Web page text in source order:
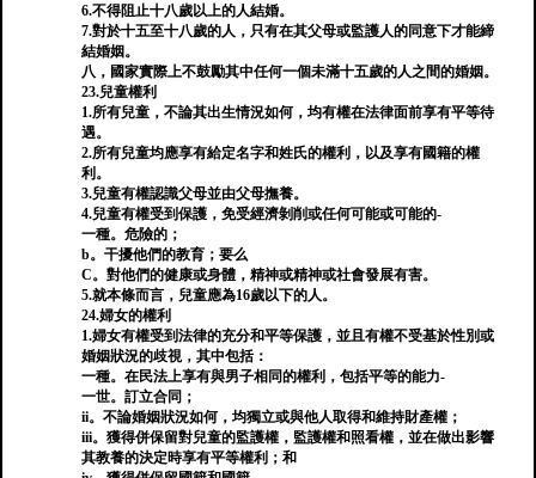
6.不得阻止十八歲以上的人結婚。
7.對於十五至十八歲的人，只有在其父母或監護人的同意下才能締
結婚姻。
八，國家實際上不鼓勵其中任何一個未滿十五歲的人之間的婚姻。
23.兒童權利
1.所有兒童，不論其出生情況如何，均有權在法律面前享有平等待
遇。
2.所有兒童均應享有給定名字和姓氏的權利，以及享有國籍的權
利。
3.兒童有權認識父母並由父母撫養。
4.兒童有權受到保護，免受經濟剝削或任何可能或可能的-
一種。危險的；
b。干擾他們的教育；要么
C。對他們的健康或身體，精神或精神或社會發展有害。
5.就本條而言，兒童應為16歲以下的人。
24.婦女的權利
1.婦女有權受到法律的充分和平等保護，並且有權不受基於性別或
婚姻狀況的歧視，其中包括：
一種。在民法上享有與男子相同的權利，包括平等的能力-
一世。訂立合同；
ii。不論婚姻狀況如何，均獨立或與他人取得和維持財產權；
iii。獲得併保留對兒童的監護權，監護權和照看權，並在做出影響
其教養的決定時享有平等權利；和